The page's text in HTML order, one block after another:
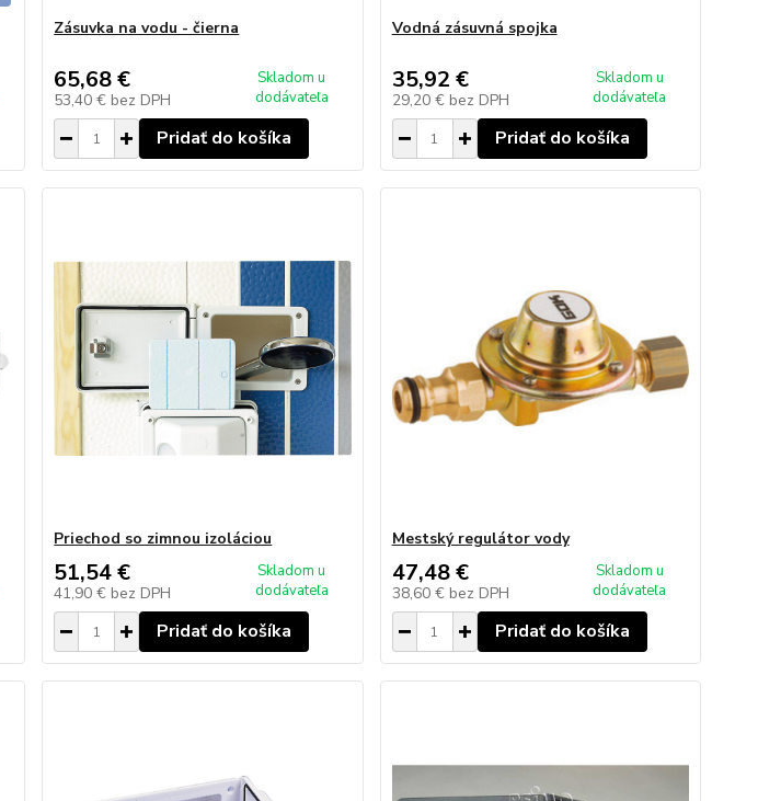
Zásuvka na vodu - čierna
65,68 €
53,40 € bez DPH
Skladom u
dodávateľa
Pridať do košíka
Vodná zásuvná spojka
35,92 €
29,20 € bez DPH
Skladom u
dodávateľa
Pridať do košíka
Priechod so zimnou izoláciou
51,54 €
41,90 € bez DPH
Skladom u
dodávateľa
Pridať do košíka
Mestský regulátor vody
47,48 €
38,60 € bez DPH
Skladom u
dodávateľa
Pridať do košíka